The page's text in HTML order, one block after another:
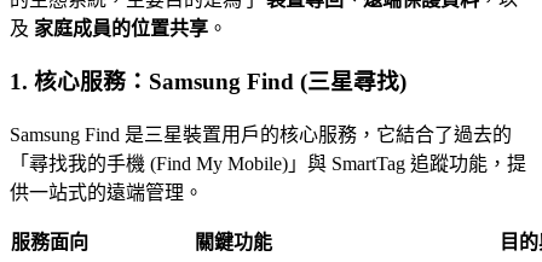
及 家庭成員的位置共享 。
1. 核心服務：Samsung Find (三星尋找)
Samsung Find 是三星裝置用戶的核心服務，它結合了過去的
「尋找我的手機 (Find My Mobile)」與 SmartTag 追蹤功能，提
供一站式的遠端管理。
服務面向 關鍵功能 目